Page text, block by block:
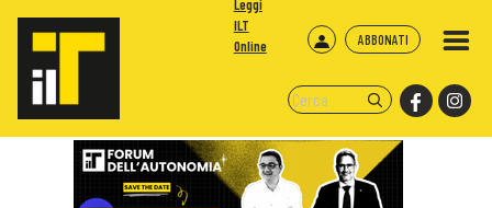
ABBONATI
Leggi
ILT
Online